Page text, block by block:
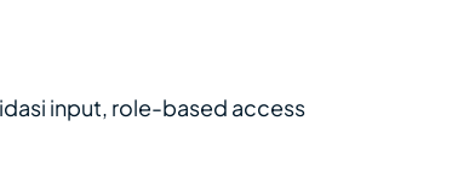
input, role-based access